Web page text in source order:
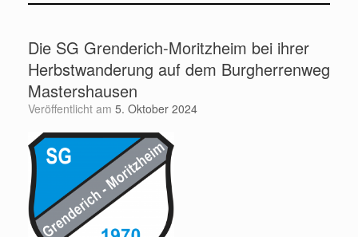
Die SG Grenderich-Moritzheim bei ihrer
Herbstwanderung auf dem Burgherrenweg
Mastershausen
Veröffentlicht am 5. Oktober 2024